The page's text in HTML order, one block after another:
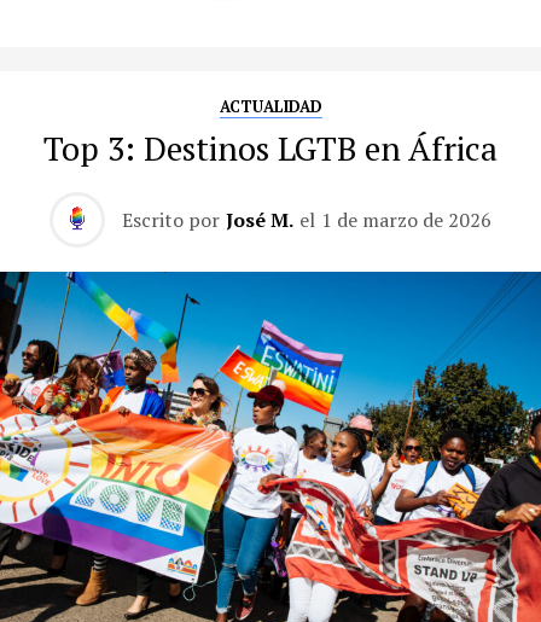
ACTUALIDAD
Top 3: Destinos LGTB en África
Escrito por José M. el 1 de marzo de 2026